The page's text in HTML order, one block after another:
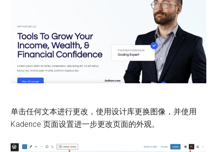
单击任何文本进行更改，使用设计库更换图像，并使用
Kadence 页面设置进一步更改页面的外观。